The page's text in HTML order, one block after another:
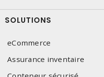
SOLUTIONS
eCommerce
Assurance inventaire